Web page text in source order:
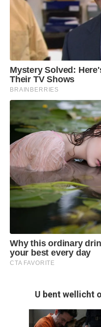
U bent wellicht